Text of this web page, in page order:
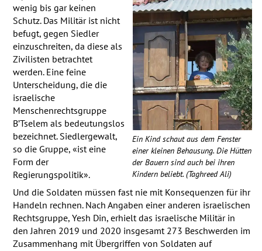
Ein Kind schaut aus dem Fenster
einer kleinen Behausung. Die Hütten
der Bauern sind auch bei ihren
Kindern beliebt. (Taghreed Ali)
wenig bis gar keinen
Schutz. Das Militär ist nicht
befugt, gegen Siedler
einzuschreiten, da diese als
Zivilisten betrachtet
werden. Eine feine
Unterscheidung, die die
israelische
Menschenrechtsgruppe
B’Tselem als bedeutungslos
bezeichnet. Siedlergewalt,
so die Gruppe, «ist eine
Form der
Regierungspolitik».
Und die Soldaten müssen fast nie mit Konsequenzen für ihr
Handeln rechnen. Nach Angaben einer anderen israelischen
Rechtsgruppe, Yesh Din, erhielt das israelische Militär in
den Jahren 2019 und 2020 insgesamt 273 Beschwerden im
Zusammenhang mit Übergriffen von Soldaten auf